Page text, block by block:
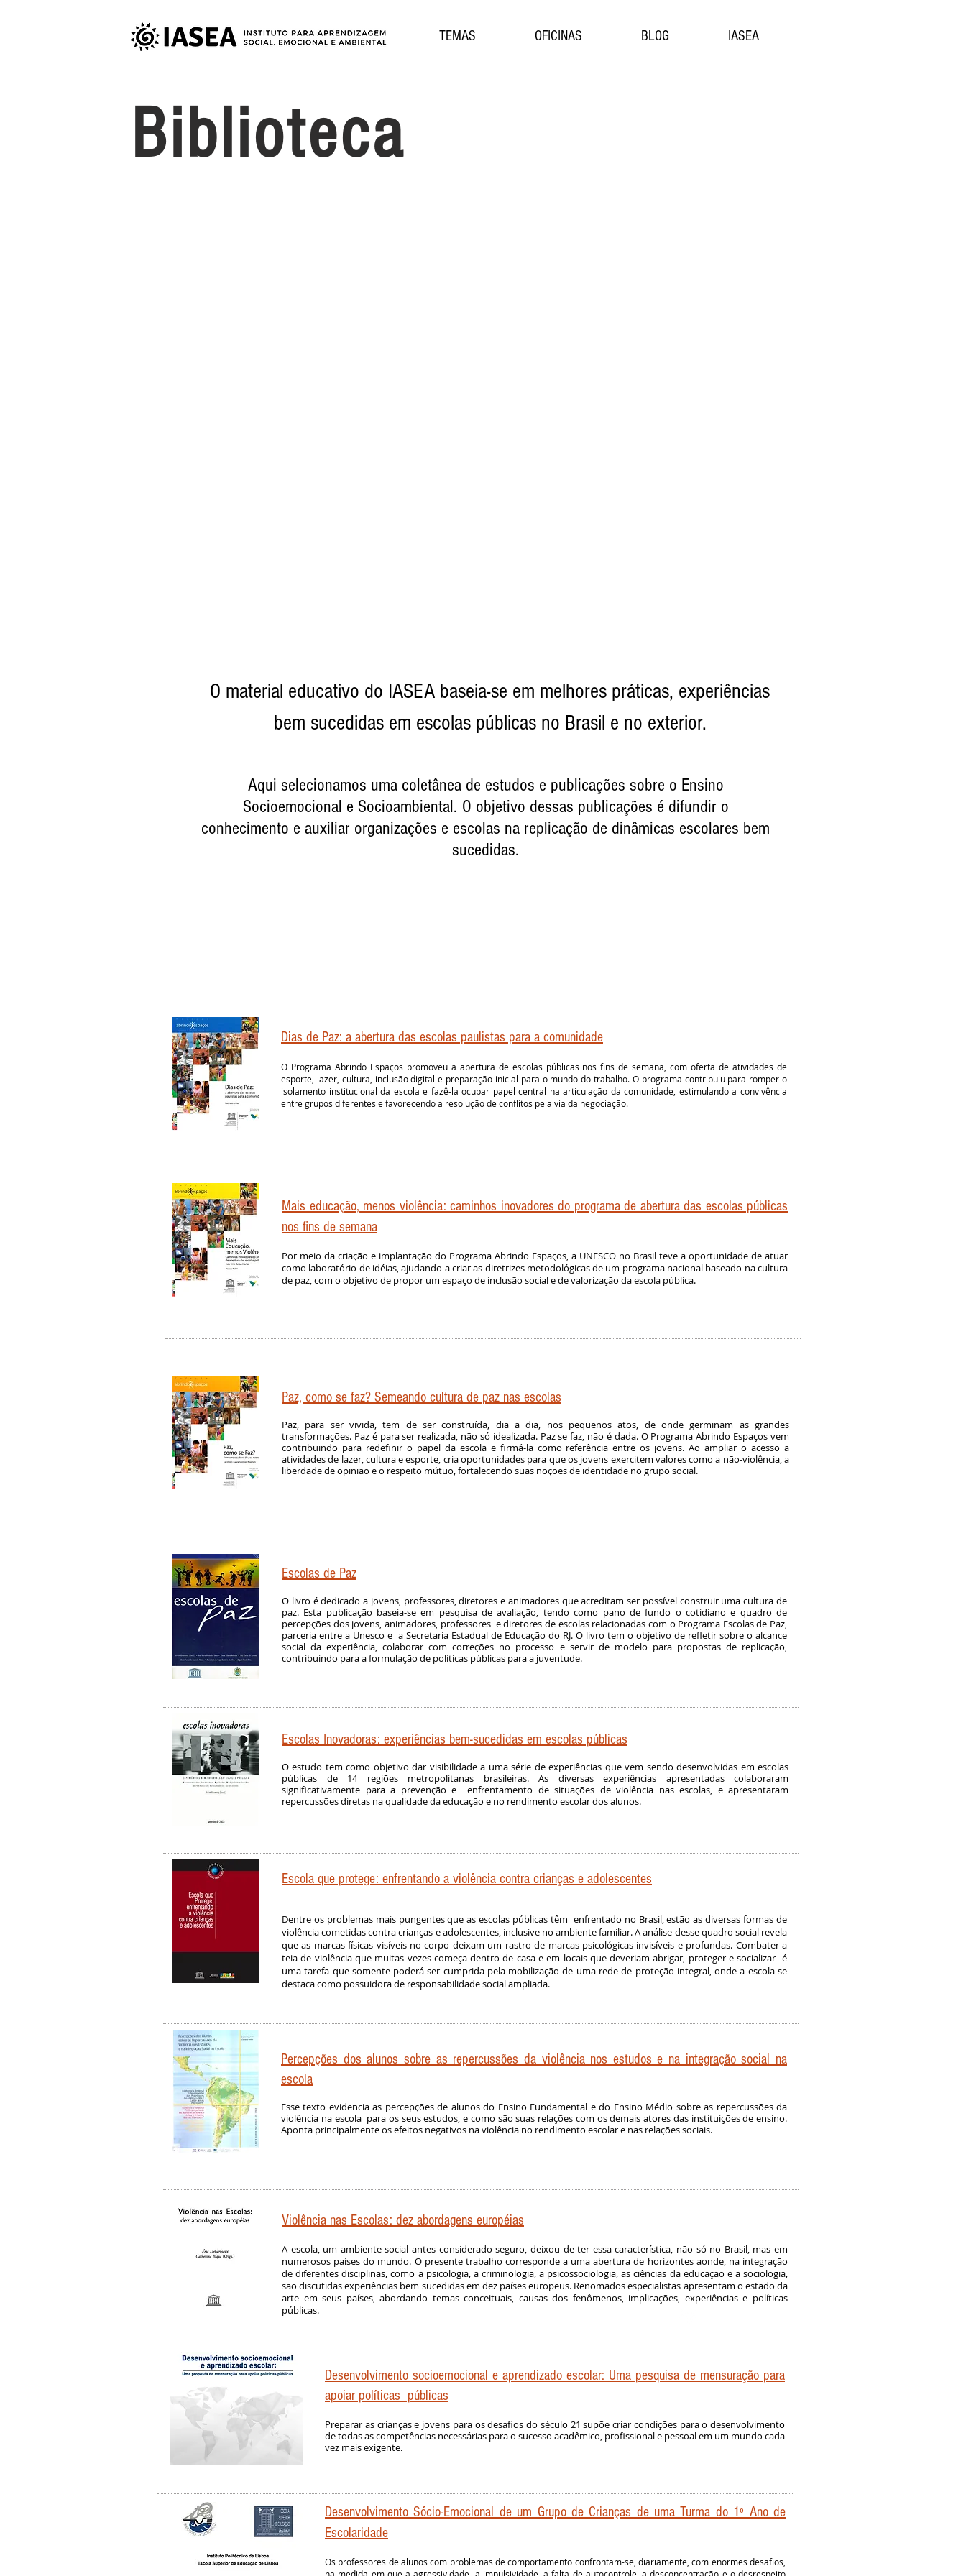
TEMAS OFICINAS BLOG IASEA
Biblioteca
O material educativo do IASEA baseia-se em melhores práticas, experiências
bem sucedidas em escolaspúblicas no Brasil e no exterior.
Aqui selecionamos uma coletânea de estudos e publicações sobre o Ensino
Socioemocional e Socioambiental. O objetivo dessas publicações é difundir o
conhecimento e auxiliar organizações e escolas na replicação de dinâmicas escolares bem
sucedidas.
Dias de Paz: a abertura das escolas paulistas para a comunidade
O Programa Abrindo Espaços promoveu a abertura de escolas públicas nos fins de semana, com oferta de atividades de
esporte, lazer, cultura, inclusão digital e preparação inicial para o mundo do trabalho. O programa contribuiu para romper o
isolamento institucional da escola e fazê-la ocupar papel central na articulação da comunidade, estimulando a convivência
entre grupos diferentes e favorecendo a resolução de conflitos pela via da negociação.
Mais educação, menos violência: caminhos inovadores do programa de abertura das escolas públicas
nos fins de semana
Por meio da criação e implantação do Programa Abrindo Espaços, a UNESCO no Brasil teve a oportunidade de atuar
como laboratório de idéias, ajudando a criar as diretrizes metodológicas de um programa nacional baseado na cultura
de paz, com o objetivo de propor um espaço de inclusão social e de valorização da escola pública.
Paz, como se faz? Semeando cultura de paz nas escolas
Paz, para ser vivida, tem de ser construída, dia a dia, nos pequenos atos, de onde germinam as grandes
transformações. Paz é para ser realizada, não só idealizada. Paz se faz, não é dada. O Programa Abrindo Espaços vem
contribuindo para redefinir o papel da escola e firmá-la como referência entre os jovens. Ao ampliar o acesso a
atividades de lazer, cultura e esporte, cria oportunidades para que os jovens exercitem valores como a não-violência, a
liberdade de opinião e o respeito mútuo, fortalecendo suas noções de identidade no grupo social.
Escolas de Paz
O livro é dedicado a jovens, professores, diretores e animadores que acreditam ser possível construir uma cultura de
paz. Esta publicação baseia-se em pesquisa de avaliação, tendo como pano de fundo o cotidiano e quadro de
percepções dos jovens, animadores, professores e diretores de escolas relacionadas com o Programa Escolas de Paz,
parceria entre a Unesco e a Secretaria Estadual de Educação do RJ. O livro tem o objetivo de refletir sobre o alcance
social da experiência, colaborar com correções no processo e servir de modelo para propostas de replicação,
contribuindo para a formulação de políticas públicas para a juventude.
Escolas Inovadoras: experiências bem-sucedidas em escolas públicas
O estudo tem como objetivo dar visibilidade a uma série de experiências que vem sendo desenvolvidas em escolas
públicas de 14 regiões metropolitanas brasileiras. As diversas experiências apresentadas colaboraram
significativamente para a prevenção e enfrentamento de situações de violência nas escolas, e apresentaram
repercussões diretas na qualidade da educação e no rendimento escolar dos alunos.
Escola que protege: enfrentando a violência contra crianças e adolescentes
Dentre os problemas mais pungentes que as escolas públicas têm enfrentado no Brasil, estão as diversas formas de
violência cometidas contra crianças e adolescentes, inclusive no ambiente familiar. A análise desse quadro social revela
que as marcas físicas visíveis no corpo deixam um rastro de marcas psicológicas invisíveis e profundas. Combater a
teia de violência que muitas vezes começa dentro de casa e em locais que deveriam abrigar, proteger e socializar é
uma tarefa que somente poderá ser cumprida pela mobilização de uma rede de proteção integral, onde a escola se
destaca como possuidora de responsabilidade social ampliada.
Percepções dos alunos sobre as repercussões da violência nos estudos e na integração social na
escola
Esse texto evidencia as percepções de alunos do Ensino Fundamental e do Ensino Médio sobre as repercussões da
violência na escola para os seus estudos, e como são suas relações com os demais atores das instituições de ensino.
Aponta principalmente os efeitos negativos na violência no rendimento escolar e nas relações sociais.
Violência nas Escolas: dez abordagens européias
A escola, um ambiente social antes considerado seguro, deixou de ter essa característica, não só no Brasil, mas em
numerosos países do mundo. O presente trabalho corresponde a uma abertura de horizontes aonde, na integração
de diferentes disciplinas, como a psicologia, a criminologia, a psicossociologia, as ciências da educação e a sociologia,
são discutidas experiências bem sucedidas em dez países europeus. Renomados especialistas apresentam o estado da
arte em seus países, abordando temas conceituais, causas dos fenômenos, implicações, experiências e políticas
públicas.
Desenvolvimento socioemocional e aprendizado escolar: Uma pesquisa de mensuração para
apoiar políticas públicas
Preparar as crianças e jovens para os desafios do século 21 supõe criar condições para o desenvolvimento
de todas as competências necessárias para o sucesso acadêmico, profissional e pessoal em um mundo cada
vez mais exigente.
Desenvolvimento Sócio-Emocional de um Grupo de Crianças de uma Turma do 1º Ano de
Escolaridade
Os professores de alunos com problemas de comportamento confrontam-se, diariamente, com enormes desafios,